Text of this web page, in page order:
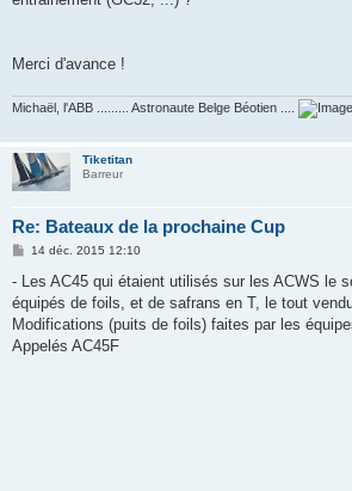
Merci d'avance !
Michaël, l'ABB ......... Astronaute Belge Béotien ....
Tiketitan
Barreur
Re: Bateaux de la prochaine Cup
M
s
a
g
14 déc. 2015 12:10
- Les AC45 qui étaient utilisés sur les ACWS le
équipés de foils, et de safrans en T, le tout
Modifications (puits de foils) faites par les
Appelés AC45F